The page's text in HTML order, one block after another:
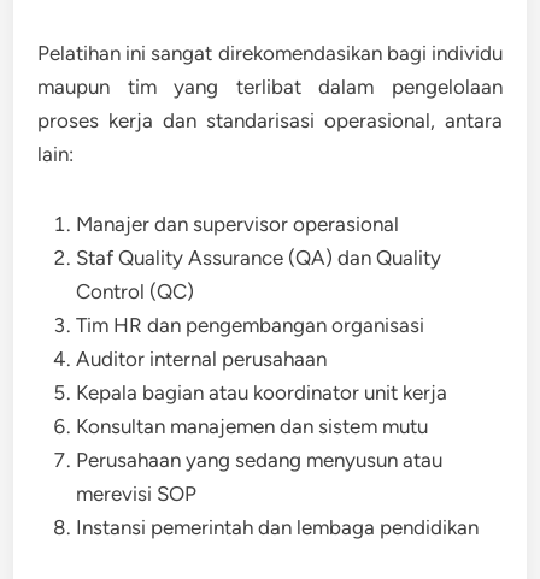
Pelatihan ini sangat direkomendasikan bagi individu
maupun tim yang terlibat dalam pengelolaan
proses kerja dan standarisasi operasional, antara
lain:
Manajer dan supervisor operasional
Staf Quality Assurance (QA) dan Quality
Control (QC)
Tim HR dan pengembangan organisasi
Auditor internal perusahaan
Kepala bagian atau koordinator unit kerja
Konsultan manajemen dan sistem mutu
Perusahaan yang sedang menyusun atau
merevisi SOP
Instansi pemerintah dan lembaga pendidikan